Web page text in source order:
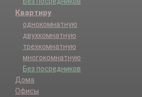
Квартиру
однокомнатную
двухкомнатную
трехкомнатную
многокомнатную
Без посредников
Дома
Офисы